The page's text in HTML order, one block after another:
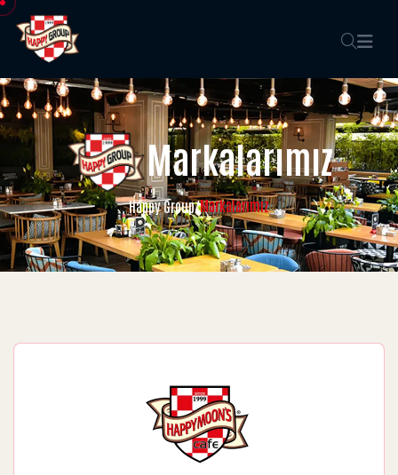
Markalarımız
Happy Group/Markalarımız